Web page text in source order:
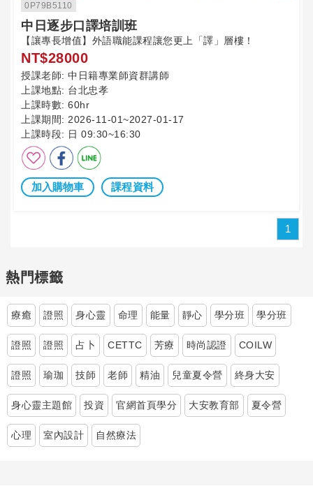
0P79B5110
中日逐步口譯培訓班
【讓專長增值】外語職能課程讓您更上「譯」層樓！
NT$28000
授課老師: 中日籍專業師資群講師
上課地點: 台北忠孝
上課時數: 60hr
上課期間: 2026-11-01~2027-01-17
上課時段: 日 09:30~16:30
加入購物車 課程資料
1
熱門標籤
療癒 證照 身心靈 命理 能量 靜心 學分班 學分班
證照 證照 占卜 CETTC 芳療 時尚認證 COILW
證照 瑜珈 技師 老師 精油 兒童夏令營 終身大安
身心靈主題館 投資 官網首頁學分 大安教育部 夏令營
心理 室內設計 自然療法